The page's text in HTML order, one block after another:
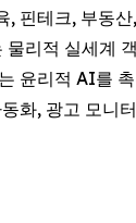
테크, 부동
적 실세계
윤리적 AI를
화, 광고 모니